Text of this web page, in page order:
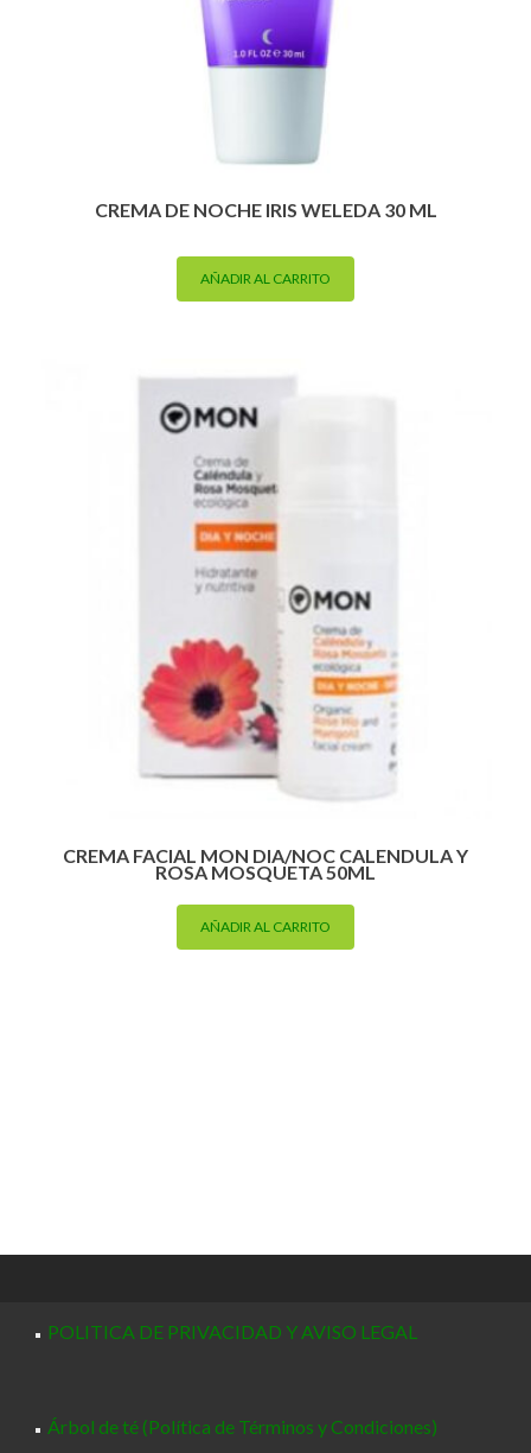
CREMA DE NOCHE IRIS WELEDA 30 ML
AÑADIR AL CARRITO
CREMA FACIAL MON DIA/NOC CALENDULA Y
ROSA MOSQUETA 50ML
AÑADIR AL CARRITO
POLITICA DE PRIVACIDAD Y AVISO LEGAL
Árbol de té (Política de Términos y Condiciones)